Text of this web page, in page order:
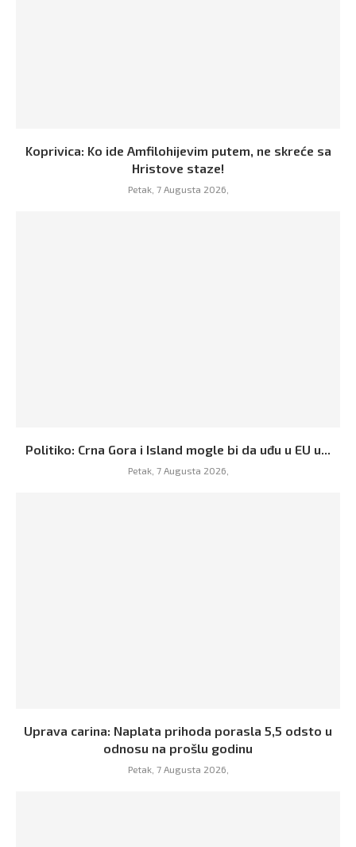
Koprivica: Ko ide Amfilohijevim putem, ne skreće sa
Hristove staze!
Petak, 7 Augusta 2026,
Politiko: Crna Gora i Island mogle bi da uđu u EU u...
Petak, 7 Augusta 2026,
Uprava carina: Naplata prihoda porasla 5,5 odsto u
odnosu na prošlu godinu
Petak, 7 Augusta 2026,